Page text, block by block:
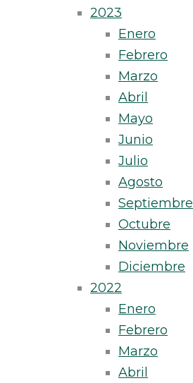
2023
Enero
Febrero
Marzo
Abril
Mayo
Junio
Julio
Agosto
Septiembre
Octubre
Noviembre
Diciembre
2022
Enero
Febrero
Marzo
Abril